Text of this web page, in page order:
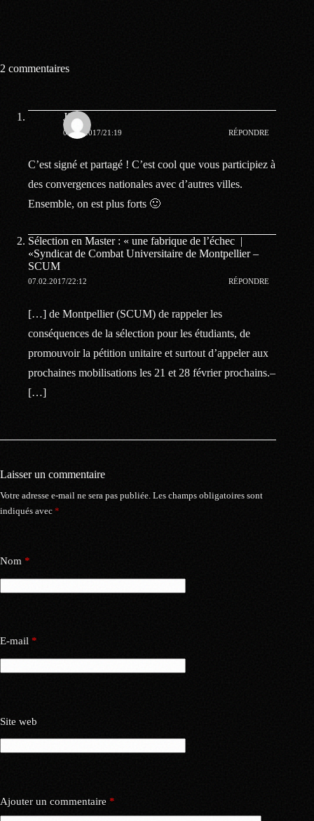
2 commentaires
Jim
06.02.2017/21:19 RÉPONDRE
C’est signé et partagé ! C’est cool que vous participiez à
des convergences nationales avec d’autres villes.
Ensemble, on est plus forts 🙂
Sélection en Master : « une fabrique de l’échec |
«Syndicat de Combat Universitaire de Montpellier –
SCUM
07.02.2017/22:12 RÉPONDRE
[…] de Montpellier (SCUM) de rappeler les
conséquences de la sélection pour les étudiants, de
promouvoir la pétition unitaire et surtout d’appeler aux
prochaines mobilisations les 21 et 28 février prochains.–
[…]
Laisser un commentaire
Votre adresse e-mail ne sera pas publiée. Les champs obligatoires sont
indiqués avec *
Nom *
E-mail *
Site web
Ajouter un commentaire *